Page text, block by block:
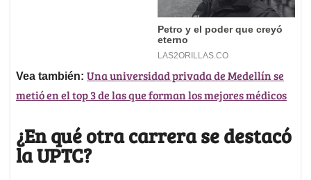
Vea también: Una universidad privada de Medellín se
metió en el top 3 de las que forman los mejores médicos
¿En qué otra carrera se destacó
la UPTC?